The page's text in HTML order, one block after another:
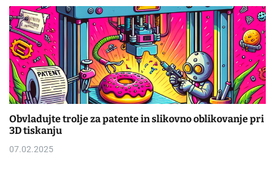
Obvladujte trolje za patente in slikovno oblikovanje pri
3D tiskanju
07.02.2025